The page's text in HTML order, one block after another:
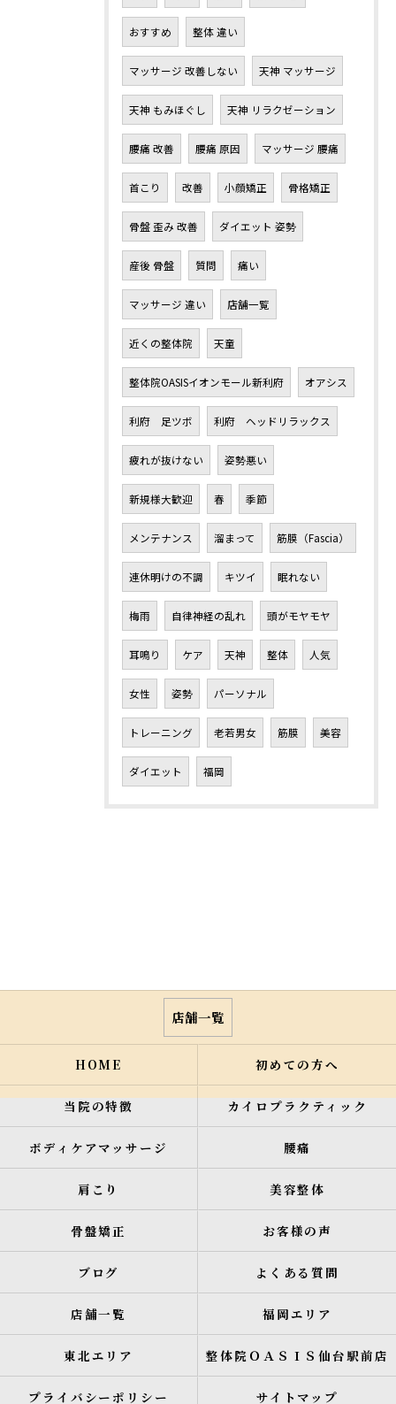
おすすめ 整体 違い
マッサージ 改善しない 天神 マッサージ
天神 もみほぐし 天神 リラクゼーション
腰痛 改善 腰痛 原因 マッサージ 腰痛
首こり 改善 小顔矯正 骨格矯正
骨盤 歪み 改善 ダイエット 姿勢
産後 骨盤 質問 痛い
マッサージ 違い 店舗一覧
近くの整体院 天童
整体院OASISイオンモール新利府 オアシス
利府 足ツボ 利府 ヘッドリラックス
疲れが抜けない 姿勢悪い
新規様大歓迎 春 季節
メンテナンス 溜まって 筋膜（Fascia）
連休明けの不調 キツイ 眠れない
梅雨 自律神経の乱れ 頭がモヤモヤ
耳鳴り ケア 天神 整体 人気
女性 姿勢 パーソナル
トレーニング 老若男女 筋膜 美容
ダイエット 福岡
店舗一覧
HOME 初めての方へ
当院の特徴 カイロプラクティック
ボディケアマッサージ 腰痛
肩こり 美容整体
骨盤矯正 お客様の声
ブログ よくある質問
店舗一覧 福岡エリア
東北エリア 整体院ＯＡＳＩＳ仙台駅前店
プライバシーポリシー サイトマップ